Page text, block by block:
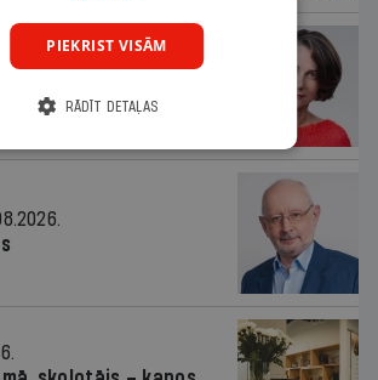
06.08.2026.
PIEKRIST VISĀM
RĀDĪT DETAĻAS